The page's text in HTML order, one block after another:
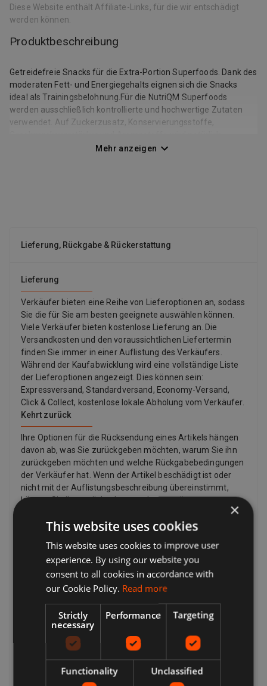
Diese Website enthält Affiliate-Links, für die wir entschädigt
werden können.
Produktbeschreibung
Getreidefreie Snacks für die Extra-Portion Superfoods. Dank des
moderaten Fett- und Energiegehalts eignen sich die Snacks
ideal als Trainingsbelohnung.Für die NutriQM Superfoods
werden ausschließlich kontrollierte und hochwertige Zutaten
verwendet. Auf Zuckerzusatz, Konservierungsstoffe,
verzichtet.Ohne Soja oder andere Getreidearten – Made in
Mehr anzeigen
Lieferung, Rückgabe & Rückerstattung
Lieferung
Verkäufer bieten eine Reihe von Lieferoptionen an, sodass
Sie die für Sie am besten geeignete auswählen können.
Viele Verkäufer bieten kostenlose Lieferung an. Die
Versandkosten und den voraussichtlichen Liefertermin
finden Sie immer in einer Auflistung des Verkäufers.
Während der Kaufabwicklung wird eine vollständige Liste
der Lieferoptionen angezeigt. Dies können sein:
Expressversand, Standardversand, Economy-Versand,
Click & Collect, kostenlose lokale Abholung vom Verkäufer.
Kehrt zurück
Ihre Optionen für die Rücksendung eines Artikels hängen
davon ab, was Sie zurückgeben möchten, warum Sie ihn
zurückgeben möchten und welche Rückgabebedingungen
der Verkäufer hat. Wenn der Artikel beschädigt ist oder
nicht mit der Auflistungsbeschreibung übereinstimmt,
können Sie ihn zurückgeben, auch wenn die
Rückgaberichtlinie des Verkäufers besagt, dass er keine
Rücksendungen akzeptiert. Wenn Sie Ihre Meinung
Sie dennoch eine Rücksendung anfordern, der Verkäufer
muss diese jedoch nicht akzeptieren. Wenn der Käufer
seine Meinung zu einem Kauf ändert und einen Artikel
zurückgeben möchte, muss er möglicherweise die
Rückgabebedingungen des Verkäufers. Verkäufer können
dem Käufer eine Rücksendeadresse und zusätzliche
Rücksendeportoinformationen zur Verfügung stellen.
Verkäufer zahlen für das Rückporto, wenn es ein Problem
mit dem Artikel gibt. Wenn der Artikel beispielsweise nicht
mit der Auflistungsbeschreibung übereinstimmt,
×
This website uses cookies
This website uses cookies to improve user
experience. By using our website you
consent to all cookies in accordance with
our Cookie Policy. Read more
Strictly
necessary
Performance Targeting
Functionality Unclassified